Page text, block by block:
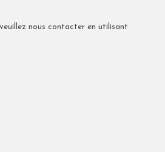
nous contacter en utilisant